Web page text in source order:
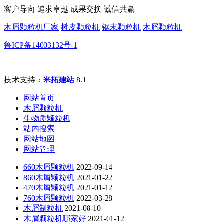
客户导向 追求卓越 成果交换 诚信共赢
木屑颗粒机厂家 树皮颗粒机 锯末颗粒机 木屑颗粒机
鲁ICP备14003132号-1
技术支持： 米拓建站8.1
网站首页
木屑颗粒机
生物质颗粒机
站内搜索
网站地图
网站管理
660木屑颗粒机 2022-09-14
860木屑颗粒机 2021-01-22
470木屑颗粒机 2021-01-12
760木屑颗粒机 2022-03-28
木屑制粒机 2021-08-10
木屑颗粒机哪家好 2021-01-12